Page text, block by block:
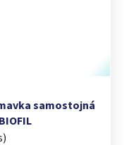
samostojná
)